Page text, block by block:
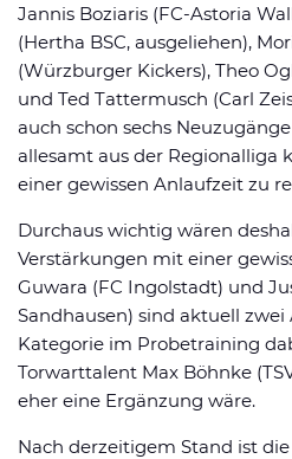
Jannis Boziaris (FC-Astoria
(Hertha BSC, ausgeliehen),
(Würzburger Kickers), Theo
und Ted Tattermusch (Carl
auch schon sechs
allesamt aus der Regionalliga
einer gewissen Anlaufzeit zu
Durchaus wichtig wären
Verstärkungen mit einer
Guwara (FC Ingolstadt) und
Sandhausen) sind aktuell zwei
Kategorie im Probetraining
Torwarttalent Max Böhnke
eher eine Ergänzung wäre.
Nach derzeitigem Stand ist